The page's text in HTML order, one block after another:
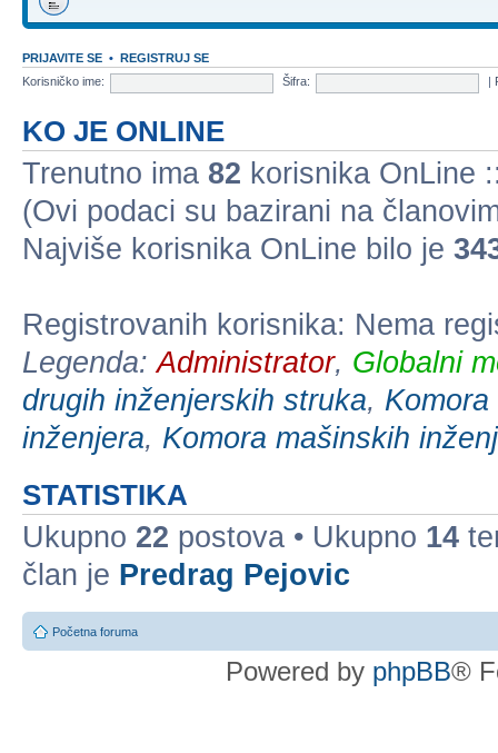
PRIJAVITE SE • REGISTRUJ SE
Korisničko ime:
Šifra:
KO JE ONLINE
Trenutno ima 82 korisnika OnLine
(Ovi podaci su bazirani na
Najviše korisnika OnLine bilo je
Registrovanih korisnika: Nema
Legenda:Administrator, Globalni
drugih inženjerskih struka,
inženjera, Komora mašinskih
STATISTIKA
Ukupno 22 postova • Ukupno 14
član je Predrag Pejovic
Početna foruma
Powered by phpBB®